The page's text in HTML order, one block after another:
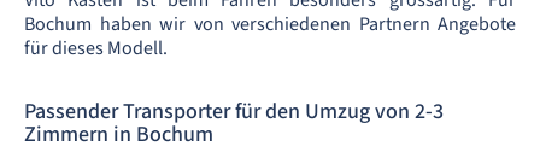
Bochum haben wir von verschiedenen Partnern Angebote
für dieses Modell.
Passender Transporter für den Umzug von 2-3
Zimmern in Bochum